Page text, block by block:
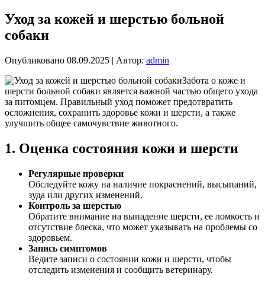
Уход за кожей и шерстью больной
собаки
Опубликовано 08.09.2025 | Автор: admin
Забота о коже и
шерсти больной собаки является важной частью общего ухода
за питомцем. Правильный уход поможет предотвратить
осложнения, сохранить здоровье кожи и шерсти, а также
улучшить общее самочувствие животного.
1. Оценка состояния кожи и шерсти
Регулярные проверки
Обследуйте кожу на наличие покраснений, высыпаний,
зуда или других изменений.
Контроль за шерстью
Обратите внимание на выпадение шерсти, ее ломкость и
отсутствие блеска, что может указывать на проблемы со
здоровьем.
Запись симптомов
Ведите записи о состоянии кожи и шерсти, чтобы
отследить изменения и сообщить ветеринару.